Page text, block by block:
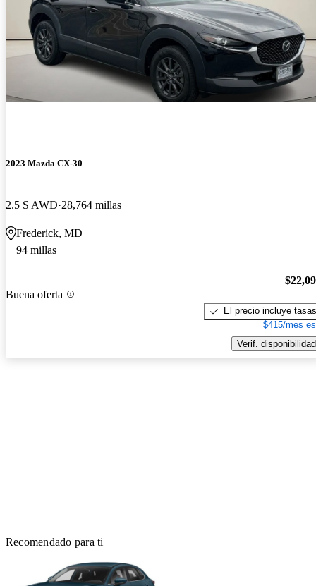
2023 Mazda CX-30
2.5 S AWD 28,764 millas
Frederick, MD
94 millas
Buena oferta
El precio incluye tasas
$415/mes
Verif. disponibilidad
Recomendado para ti